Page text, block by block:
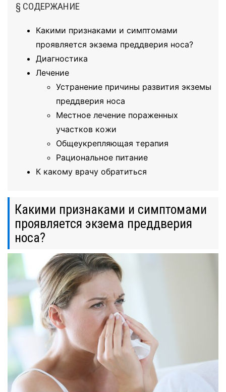
§ СОДЕРЖАНИЕ
Какими признаками и симптомами
проявляется экзема преддверия носа?
Диагностика
Лечение
Устранение причины развития экземы
преддверия носа
Местное лечение пораженных
участков кожи
Общеукрепляющая терапия
Рациональное питание
К какому врачу обратиться
Какими признаками и симптомами
проявляется экзема преддверия
носа?